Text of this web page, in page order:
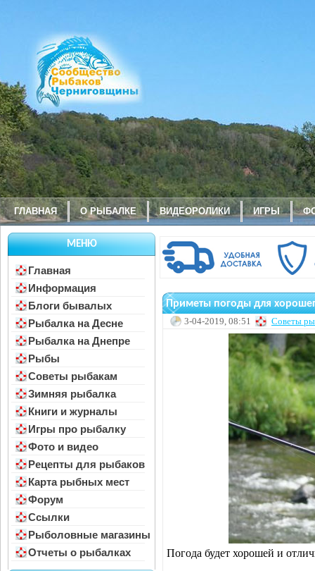
ГЛАВНАЯ О РЫБАЛКЕ ВИДЕОРОЛИКИ ИГРЫ
МЕНЮ
Главная
Информация
Блоги бывалых
Рыбалка на Десне
Рыбалка на Днепре
Рыбы
Советы рыбакам
Зимняя рыбалка
Книги и журналы
Игры про рыбалку
Фото и видео
Рецепты для рыбаков
Карта рыбных мест
Форум
Ссылки
Рыболовные магазины
Отчеты о рыбалках
Приметы погоды для
3-04-2019, 08:51 Советы
Погода будет хорошей и